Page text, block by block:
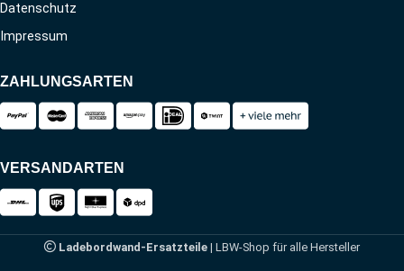
Datenschutz
Impressum
ZAHLUNGSARTEN
VERSANDARTEN
Ladebordwand-Ersatzteile | LBW-Shop für alle Hersteller